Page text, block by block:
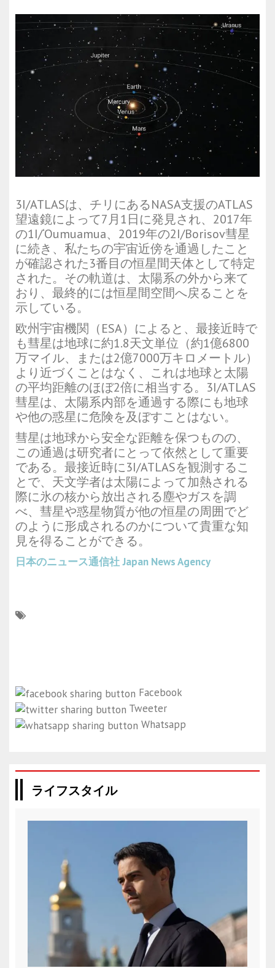
3I/ATLASは、チリにあるNASA支援のATLAS
望遠鏡によって7月1日に発見され、2017年
の1I/‘Oumuamua、2019年の2I/Borisov彗星
に続き、私たちの宇宙近傍を通過したこと
が確認された3番目の恒星間天体として特定
された。その軌道は、太陽系の外から来て
おり、最終的には恒星間空間へ戻ることを
示している。
欧州宇宙機関（ESA）によると、最接近時で
も彗星は地球に約1.8天文単位（約1億6800
万マイル、または2億7000万キロメートル）
より近づくことはなく、これは地球と太陽
の平均距離のほぼ2倍に相当する。3I/ATLAS
彗星は、太陽系内部を通過する際にも地球
や他の惑星に危険を及ぼすことはない。
彗星は地球から安全な距離を保つものの、
この通過は研究者にとって依然として重要
である。最接近時に3I/ATLASを観測するこ
とで、天文学者は太陽によって加熱される
際に氷の核から放出される塵やガスを調
べ、彗星や惑星物質が他の恒星の周囲でど
のように形成されるのかについて貴重な知
見を得ることができる。
日本のニュース通信社 Japan News Agency
Facebook
Tweeter
Whatsapp
ライフスタイル